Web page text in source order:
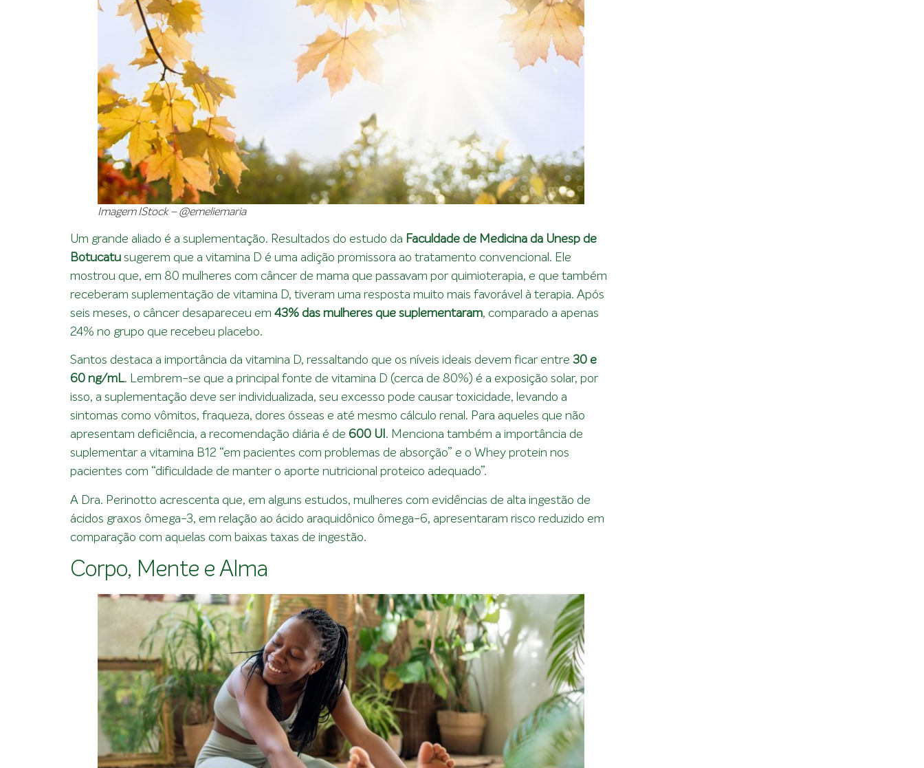
Imagem IStock –@emeliemaria
Um grande aliado é a suplementação. Resultados do estudo da Faculdade de Medicina da Unesp de
Botucatu sugerem que a vitamina D é uma adição promissora ao tratamento convencional. Ele
mostrou que, em 80 mulheres com câncer de mama que passavam por quimioterapia, e que também
receberam suplementação de vitamina D, tiveram uma resposta muito mais favorável à terapia. Após
seis meses, o câncer desapareceu em 43% das mulheres que suplementaram, comparado a apenas
24% no grupo que recebeu placebo.
Santos destaca a importância da vitamina D, ressaltando que os níveis ideais devem ficar entre 30 e
60 ng/mL. Lembrem-se que a principal fonte de vitamina D (cerca de 80%) é a exposição solar, por
isso, a suplementação deve ser individualizada, seu excesso pode causar toxicidade, levando a
sintomas como vômitos, fraqueza, dores ósseas e até mesmo cálculo renal. Para aqueles que não
apresentam deficiência, a recomendação diária é de 600 UI . Menciona também a importância de
suplementar a vitamina B12 “em pacientes com problemas de absorção” e o Whey protein nos
pacientes com “dificuldade de manter o aporte nutricional proteico adequado”.
A Dra. Perinotto acrescenta que, em alguns estudos, mulheres com evidências de alta ingestão de
ácidos graxos ômega-3, em relação ao ácido araquidônico ômega-6, apresentaram risco reduzido em
comparação com aquelas com baixas taxas de ingestão.
Corpo, Mente e Alma